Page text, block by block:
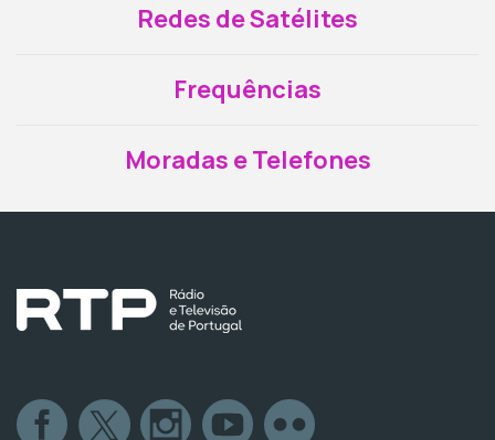
Redes de Satélites
Frequências
Moradas e Telefones